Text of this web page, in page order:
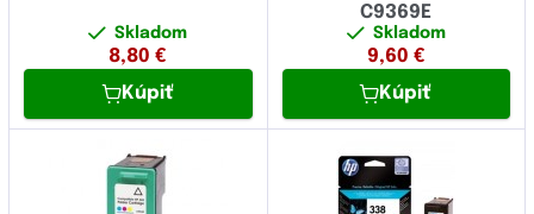
Skladom
8,80 €
Kúpiť
C9369E
Skladom
9,60 €
Kúpiť